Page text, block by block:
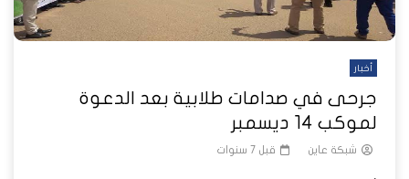
أخبار
جرحى في صدامات طلابية بعد الدعوة
لموكب 14 ديسمبر
شبكة عاين قبل 7 سنوات